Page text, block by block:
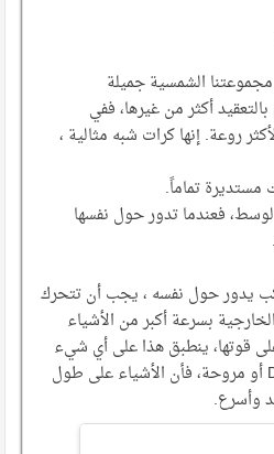
الشمسية جميلة
أكثر من غيرها، ففي
روعة. إنها كرات شبه مثالية ،
تماماً.
فعندما تدور حول نفسها
يدور حول نفسه ، يجب أن تتحرك
بسرعة أكبر من الأشياء
قوتها، ينطبق هذا على أي شيء
يدور ، مثل عجلة أو قرص DVD أو مروحة، فأن الأشياء على طول
وأسرع.